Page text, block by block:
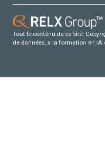
Tout le contenu de ce site:
de données, a la formation en